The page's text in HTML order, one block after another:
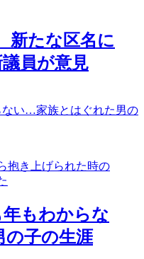
新たな区名に
員が意見
ない…家族とはぐれた男の
年もわからな
子の生涯